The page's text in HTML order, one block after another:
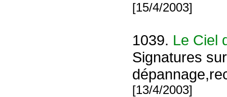
[15/4/2003]
1039. Le Ciel
Signatures
[13/4/2003]